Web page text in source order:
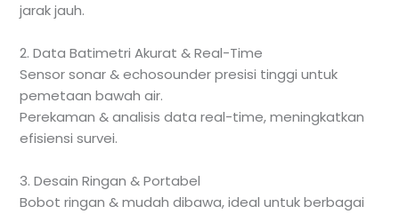
jarak jauh.
2. Data Batimetri Akurat & Real-Time
Sensor sonar & echosounder presisi tinggi untuk
pemetaan bawah air.
Perekaman & analisis data real-time, meningkatkan
efisiensi survei.
3. Desain Ringan & Portabel
Bobot ringan & mudah dibawa, ideal untuk berbagai